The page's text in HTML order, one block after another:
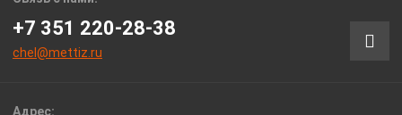
+7 351 220-28-38
chel@mettiz.ru
Адрес: